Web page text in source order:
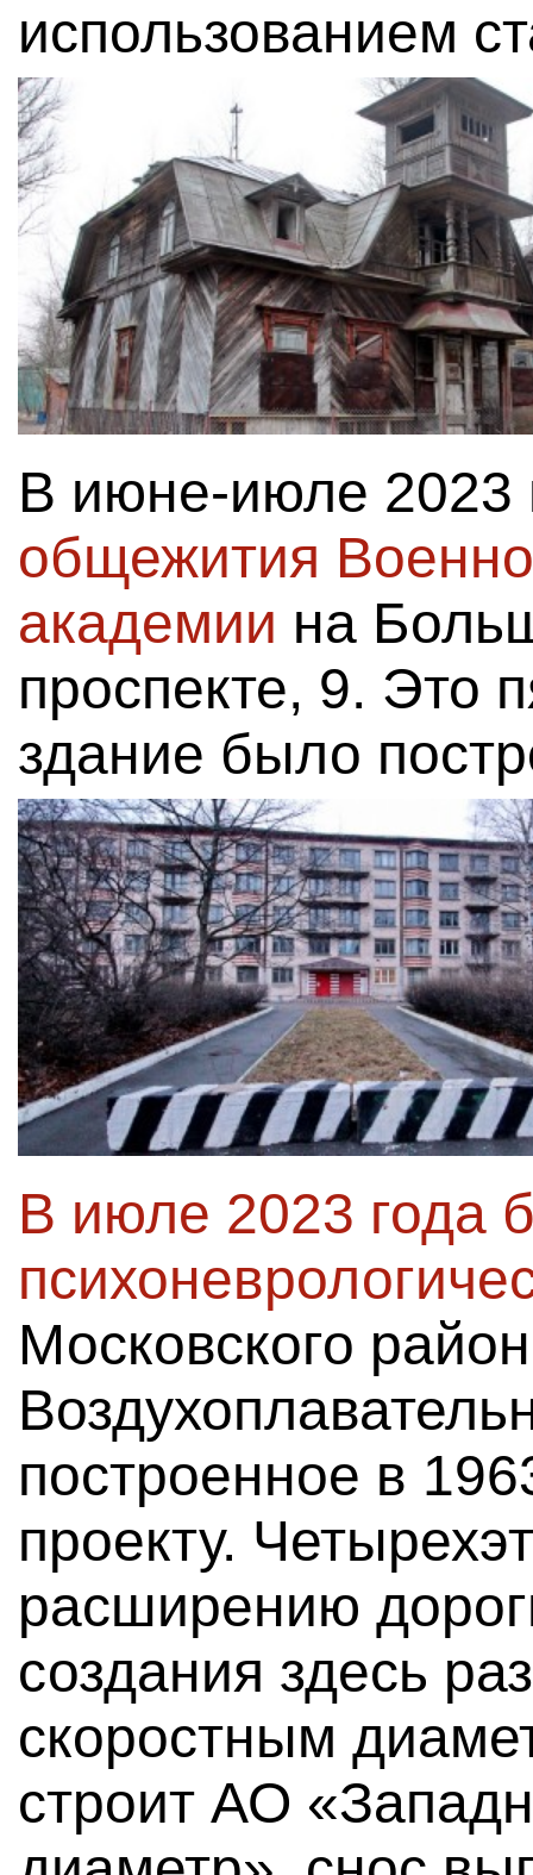
использованием
В июне-июле 2023
общежития
академии на
проспекте, 9. Это
здание было
В июле 2023 года
Московского
построенное в
проекту.
расширению
создания здесь
скоростным
строит АО